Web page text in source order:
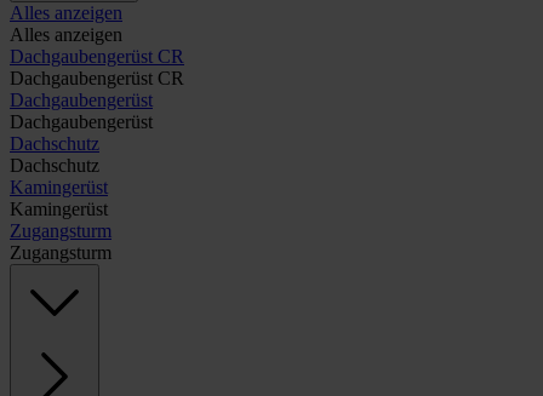
Alles anzeigen
Alles anzeigen
Dachgaubengerüst CR
Dachgaubengerüst CR
Dachgaubengerüst
Dachgaubengerüst
Dachschutz
Dachschutz
Kamingerüst
Kamingerüst
Zugangsturm
Zugangsturm